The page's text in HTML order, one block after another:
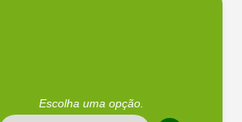
Escolha uma opção.